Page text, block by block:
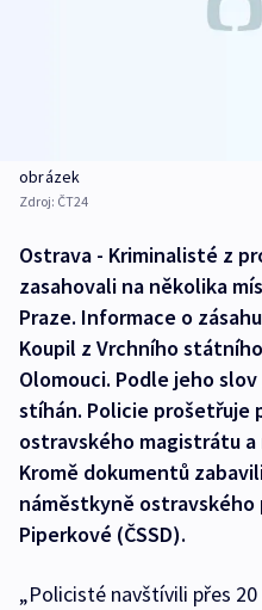
obrázek
Zdroj: ČT24
Ostrava - Kriminalisté z
zasahovali na několika
Praze. Informace o
Koupil z Vrchního
Olomouci. Podle jeho
stíhán. Policie prošetřuje
ostravského magistrátu
Kromě dokumentů
náměstkyně ostravského
Piperkové (ČSSD).
„Policisté navštívili přes